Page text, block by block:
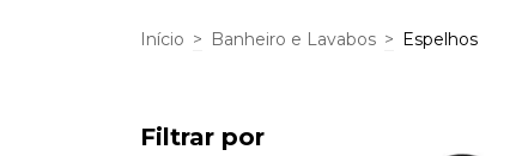
Início > Banheiro e Lavabos > Espelhos
Filtrar por